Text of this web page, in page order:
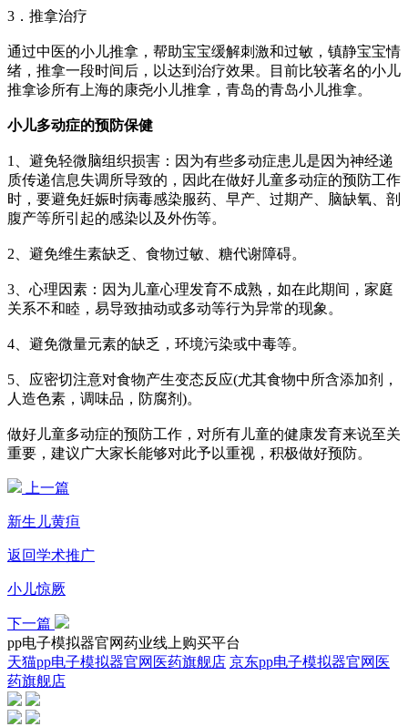
3．推拿治疗
通过中医的小儿推拿，帮助宝宝缓解刺激和过敏，镇静宝宝情
绪，推拿一段时间后，以达到治疗效果。目前比较著名的小儿
推拿诊所有上海的康尧小儿推拿，青岛的青岛小儿推拿。
小儿多动症的预防保健
1、避免轻微脑组织损害：因为有些多动症患儿是因为神经递
质传递信息失调所导致的，因此在做好儿童多动症的预防工作
时，要避免妊娠时病毒感染服药、早产、过期产、脑缺氧、剖
腹产等所引起的感染以及外伤等。
2、避免维生素缺乏、食物过敏、糖代谢障碍。
3、心理因素：因为儿童心理发育不成熟，如在此期间，家庭
关系不和睦，易导致抽动或多动等行为异常的现象。
4、避免微量元素的缺乏，环境污染或中毒等。
5、应密切注意对食物产生变态反应(尤其食物中所含添加剂，
人造色素，调味品，防腐剂)。
做好儿童多动症的预防工作，对所有儿童的健康发育来说至关
重要，建议广大家长能够对此予以重视，积极做好预防。
上一篇
新生儿黄疸
返回学术推广
小儿惊厥
下一篇
pp电子模拟器官网药业线上购买平台
天猫pp电子模拟器官网医药旗舰店 京东pp电子模拟器官网医
药旗舰店